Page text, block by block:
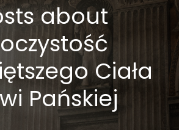
about
Ciała
Pańskiej